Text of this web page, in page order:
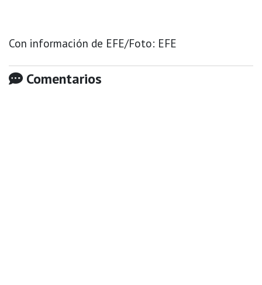
Con información de EFE/Foto: EFE
Comentarios